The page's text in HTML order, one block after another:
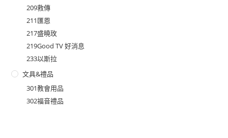
209救傳
211匯恩
217盛曉玫
219Good TV 好消息
233以斯拉
文具&禮品
301教會用品
302福音禮品